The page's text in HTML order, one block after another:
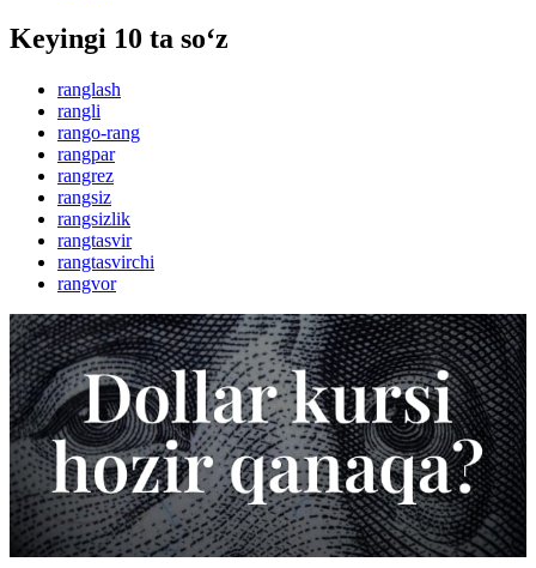
Keyingi 10 ta so‘z
ranglash
rangli
rango-rang
rangpar
rangrez
rangsiz
rangsizlik
rangtasvir
rangtasvirchi
rangvor